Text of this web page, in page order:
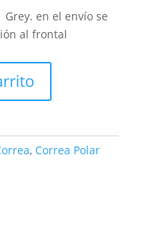
Grey. en el envío se
al frontal
, Correa Polar